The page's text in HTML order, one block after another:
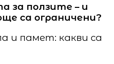
за ползите – и
са ограничени?
и памет: какви са